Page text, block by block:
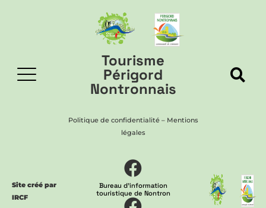
Tourisme
Périgord
Nontronnais
Site créé par
IRCF
Politique de confidentialité– Mentions
légales
Bureau d'information
touristique de Nontron